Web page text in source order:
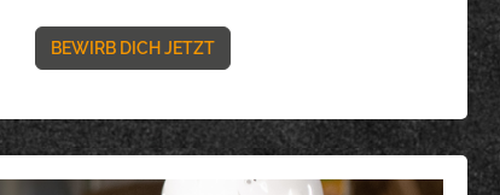
BEWIRB DICH JETZT